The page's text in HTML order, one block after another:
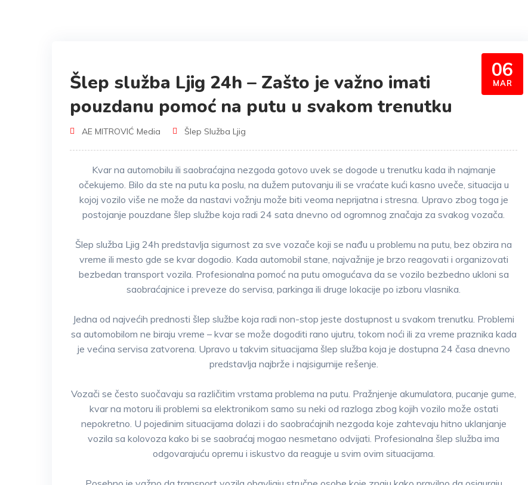
06
MAR
Šlep služba Ljig 24h – Zašto je važno imati
pouzdanu pomoć na putu u svakom trenutku
AE MITROVIĆ Media Šlep Služba Ljig
Kvar na automobilu ili saobraćajna nezgoda gotovo uvek se dogode u trenutku kada ih najmanje
očekujemo. Bilo da ste na putu ka poslu, na dužem putovanju ili se vraćate kući kasno uveče, situacija u
kojoj vozilo više ne može da nastavi vožnju može biti veoma neprijatna i stresna. Upravo zbog toga je
postojanje pouzdane šlep službe koja radi 24 sata dnevno od ogromnog značaja za svakog vozača.
Šlep služba Ljig 24h predstavlja sigurnost za sve vozače koji se nađu u problemu na putu, bez obzira na
vreme ili mesto gde se kvar dogodio. Kada automobil stane, najvažnije je brzo reagovati i organizovati
bezbedan transport vozila. Profesionalna pomoć na putu omogućava da se vozilo bezbedno ukloni sa
saobraćajnice i preveze do servisa, parkinga ili druge lokacije po izboru vlasnika.
Jedna od najvećih prednosti šlep službe koja radi non-stop jeste dostupnost u svakom trenutku. Problemi
sa automobilom ne biraju vreme – kvar se može dogoditi rano ujutru, tokom noći ili za vreme praznika kada
je većina servisa zatvorena. Upravo u takvim situacijama šlep služba koja je dostupna 24 časa dnevno
predstavlja najbrže i najsigurnije rešenje.
Vozači se često suočavaju sa različitim vrstama problema na putu. Pražnjenje akumulatora, pucanje gume,
kvar na motoru ili problemi sa elektronikom samo su neki od razloga zbog kojih vozilo može ostati
nepokretno. U pojedinim situacijama dolazi i do saobraćajnih nezgoda koje zahtevaju hitno uklanjanje
vozila sa kolovoza kako bi se saobraćaj mogao nesmetano odvijati. Profesionalna šlep služba ima
odgovarajuću opremu i iskustvo da reaguje u svim ovim situacijama.